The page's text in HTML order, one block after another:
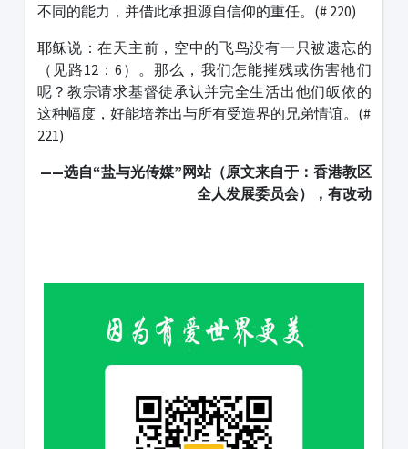
不同的能力，并借此承担源自信仰的重任。(# 220)
耶稣说：在天主前，空中的飞鸟没有一只被遗忘的
（见路12：6）。那么，我们怎能摧残或伤害牠们
呢？教宗请求基督徒承认并完全生活出他们皈依的
这种幅度，好能培养出与所有受造界的兄弟情谊。(#
221)
——选自“盐与光传媒”网站（原文来自于： 香港教区
全人发展委员会），有改动